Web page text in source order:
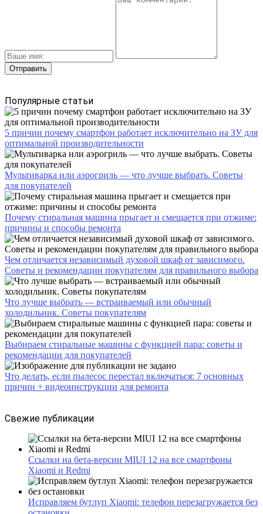
Популярные статьи
5 причин почему смартфон работает исключительно на ЗУ для
оптимальной производительности
Мультиварка или аэрогриль — что лучше выбрать. Советы
для покупателей
Почему стиральная машина прыгает и смещается при отжиме:
причины и способы ремонта
Чем отличается независимый духовой шкаф от зависимого.
Советы и рекомендации покупателям для правильного выбора
Что лучше выбрать — встраиваемый или обычный
холодильник. Советы покупателям
Выбираем стиральные машины с функцией пара: советы и
рекомендации для покупателей
Что делать, если пылесос перестал включаться: 7 основных
причин + видеоинструкции для ремонта
Свежие публикации
Ссылки на бета-версии MIUI 12 на все смартфоны
Xiaomi и Redmi
Исправляем бутлуп Xiaomi: телефон перезагружается без